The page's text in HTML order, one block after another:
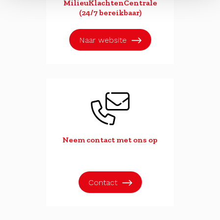
MilieuKlachtenCentrale
(24/7 bereikbaar)
Naar website
Neem contact met ons op
Contact